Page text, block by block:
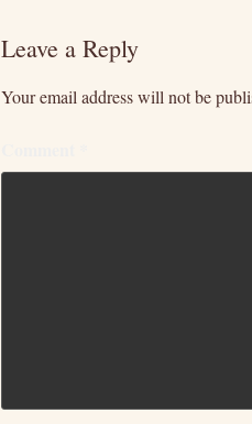
Leave a Reply
Your email address will not be